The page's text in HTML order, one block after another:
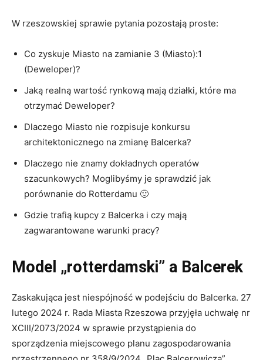
W rzeszowskiej sprawie pytania pozostają proste:
Co zyskuje Miasto na zamianie 3 (Miasto):1
(Deweloper)?
Jaką realną wartość rynkową mają działki, które ma
otrzymać Deweloper?
Dlaczego Miasto nie rozpisuje konkursu
architektonicznego na zmianę Balcerka?
Dlaczego nie znamy dokładnych operatów
szacunkowych? Moglibyśmy je sprawdzić jak
porównanie do Rotterdamu 🙂
Gdzie trafią kupcy z Balcerka i czy mają
zagwarantowane warunki pracy?
Model „rotterdamski” a Balcerek
Zaskakująca jest niespójność w podejściu do Balcerka. 27
lutego 2024 r. Rada Miasta Rzeszowa przyjęła uchwałę nr
XCIII/2073/2024 w sprawie przystąpienia do
sporządzenia miejscowego planu zagospodarowania